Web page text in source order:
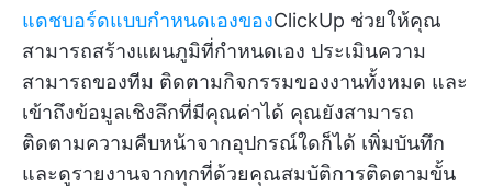
แดชบอร์ดแบบกำหนดเองของClickUp ช่วยให้คุณ
สามารถสร้างแผนภูมิที่กำหนดเอง ประเมินความ
สามารถของทีม ติดตามกิจกรรมของงานทั้งหมด และ
เข้าถึงข้อมูลเชิงลึกที่มีคุณค่าได้ คุณยังสามารถ
ติดตามความคืบหน้าจากอุปกรณ์ใดก็ได้ เพิ่มบันทึก
และดูรายงานจากทุกที่ด้วยคุณสมบัติการติดตามขั้น